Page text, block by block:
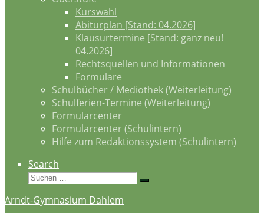
Kurswahl
Abiturplan [Stand: 04.2026]
Klausurtermine [Stand: ganz neu!
04.2026]
Rechtsquellen und Informationen
Formulare
Schulbücher / Mediothek (Weiterleitung)
Schulferien-Termine (Weiterleitung)
Formularcenter
Formularcenter (Schulintern)
Hilfe zum Redaktionssystem (Schulintern)
Search
Suche
Suchen …
Arndt-Gymnasium Dahlem